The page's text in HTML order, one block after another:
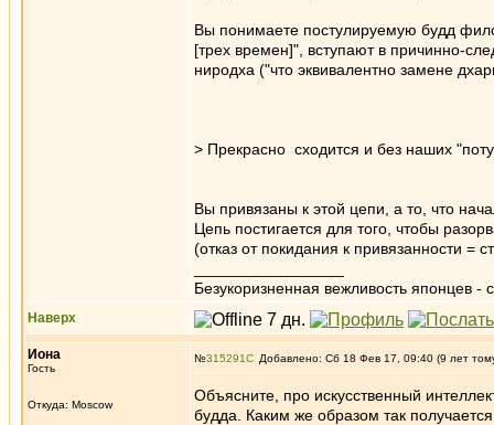
Вы понимаете постулируемую будд
[трех времен]", вступают в причинно-
ниродха ("что эквивалентно замене
> Прекрасно сходится и без наших
Вы привязаны к этой цепи, а то, что
Цепь постигается для того, чтобы
(отказ от покидания к привязанности =
Безукоризненная вежливость японцев -
Наверх
Иона
Гость
Откуда: Moscow
№315291 Добавлено: Сб 18 Фев 17, 09:40 (9 лет
Объясните, про искусственный
будда. Каким же образом так